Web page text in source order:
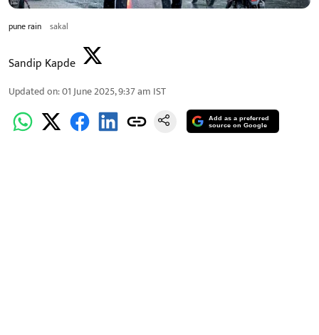
pune rain sakal
Sandip Kapde
Updated on:01 June 2025, 9:37 am IST
Add as a preferred
source on Google